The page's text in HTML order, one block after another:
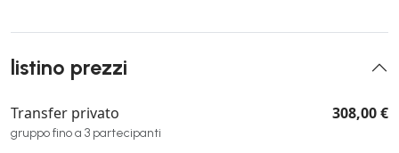
listino prezzi
Transfer privato
gruppo fino a 3 partecipanti
308,00 €